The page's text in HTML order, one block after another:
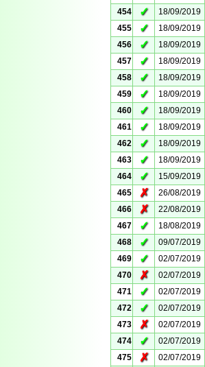
454
✓ 18/09/2019
455
✓ 18/09/2019
456
✓ 18/09/2019
457
✓ 18/09/2019
458
✓ 18/09/2019
459
✓ 18/09/2019
460
✓ 18/09/2019
461
✓ 18/09/2019
462
✓ 18/09/2019
463
✓ 18/09/2019
464
✓ 15/09/2019
465
✗ 26/08/2019
466
✗ 22/08/2019
467
✓ 18/08/2019
468
✓ 09/07/2019
469
✓ 02/07/2019
470
✗ 02/07/2019
471
✓ 02/07/2019
472
✓ 02/07/2019
473
✗ 02/07/2019
474
✓ 02/07/2019
475
✗ 02/07/2019